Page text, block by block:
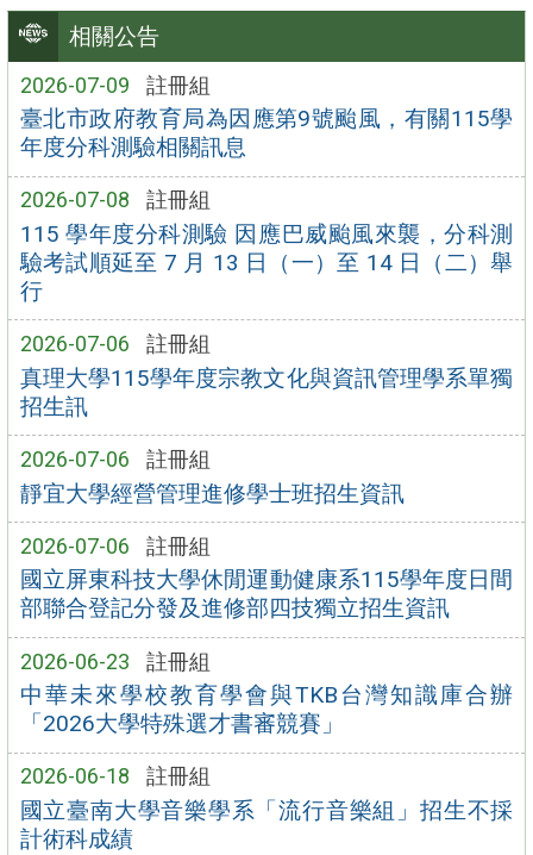
相關公告
2026-07-09 註冊組
臺北市政府教育局為因應第9號颱風，有關115學
年度分科測驗相關訊息
2026-07-08 註冊組
115 學年度分科測驗 因應巴威颱風來襲，分科測
驗考試順延至 7 月 13 日（一）至 14 日（二）舉
行
2026-07-06 註冊組
真理大學115學年度宗教文化與資訊管理學系單獨
招生訊
2026-07-06 註冊組
靜宜大學經營管理進修學士班招生資訊
2026-07-06 註冊組
國立屏東科技大學休閒運動健康系115學年度日間
部聯合登記分發及進修部四技獨立招生資訊
2026-06-23 註冊組
中華未來學校教育學會與TKB台灣知識庫合辦
「2026大學特殊選才書審競賽」
2026-06-18 註冊組
國立臺南大學音樂學系「流行音樂組」招生不採
計術科成績